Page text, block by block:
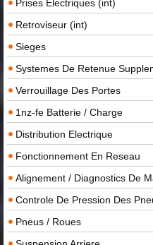
Prises Electriques (int)
Retroviseur (int)
Sieges
Systemes De Retenue
Verrouillage Des Portes
1nz-fe Batterie / Charge
Distribution Electrique
Fonctionnement En Reseau
Alignement / Diagnostics De
Controle De Pression Des
Pneus / Roues